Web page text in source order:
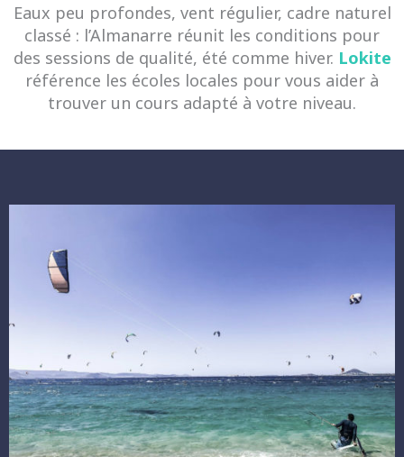
Eaux peu profondes, vent régulier, cadre naturel
classé : l’Almanarre réunit les conditions pour
des sessions de qualité, été comme hiver. Lokite
référence les écoles locales pour vous aider à
trouver un cours adapté à votre niveau.